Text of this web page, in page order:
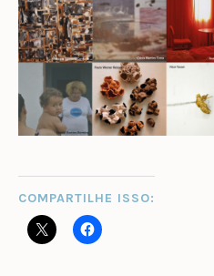
COMPARTILHE ISSO: